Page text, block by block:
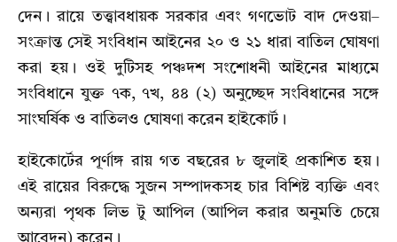
দেন। রায়ে তত্ত্বাবধায়ক সরকার এবং গণভোট বাদ দেওয়া–
সংক্রান্ত সেই সংবিধান আইনের ২০ ও ২১ ধারা বাতিল ঘোষণা
করা হয়। ওই দুটিসহ পঞ্চদশ সংশোধনী আইনের মাধ্যমে
সংবিধানে যুক্ত ৭ক, ৭খ, ৪৪ (২) অনুচ্ছেদ সংবিধানের সঙ্গে
সাংঘর্ষিক ও বাতিলও ঘোষণা করেন হাইকোর্ট।
হাইকোর্টের পূর্ণাঙ্গ রায় গত বছরের ৮ জুলাই প্রকাশিত হয়।
এই রায়ের বিরুদ্ধে সুজন সম্পাদকসহ চার বিশিষ্ট ব্যক্তি এবং
অন্যরা পৃথক লিভ টু আপিল (আপিল করার অনুমতি চেয়ে
আবেদন) করেন।